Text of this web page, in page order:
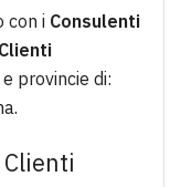
con i Consulenti
provincie di:
Clienti